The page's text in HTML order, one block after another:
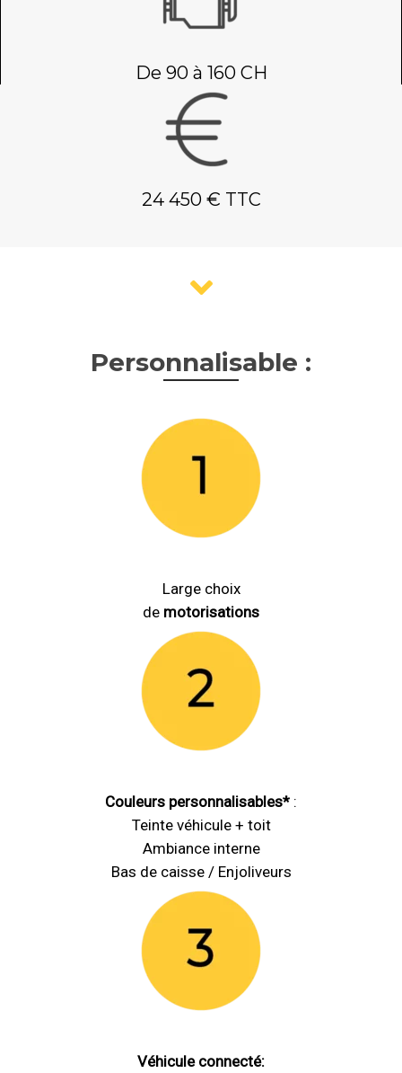
De 90 à 160 CH
24 450 € TTC
Personnalisable :
Large choix
de motorisations
Couleurs personnalisables* :
Teinte véhicule + toit
Ambiance interne
Bas de caisse / Enjoliveurs
Véhicule connecté: